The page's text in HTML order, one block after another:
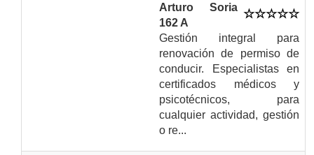
Arturo Soria
162 A
Gestión integral para
renovación de permiso de
conducir. Especialistas en
certificados médicos y
psicotécnicos, para
cualquier actividad, gestión
o re...